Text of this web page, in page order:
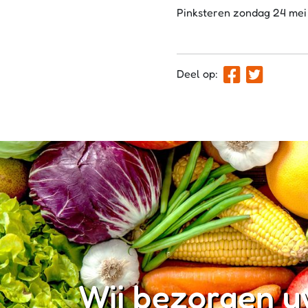
Pinksteren zondag 24
Deel op:
Wij bezorgen